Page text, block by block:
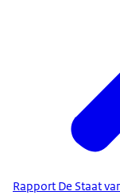
Rapport De Staat